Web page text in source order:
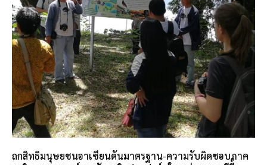
ถกสิทธิมนุษยชนอาเซียนดันมาตรฐาน-ความรับผิดชอบภาค